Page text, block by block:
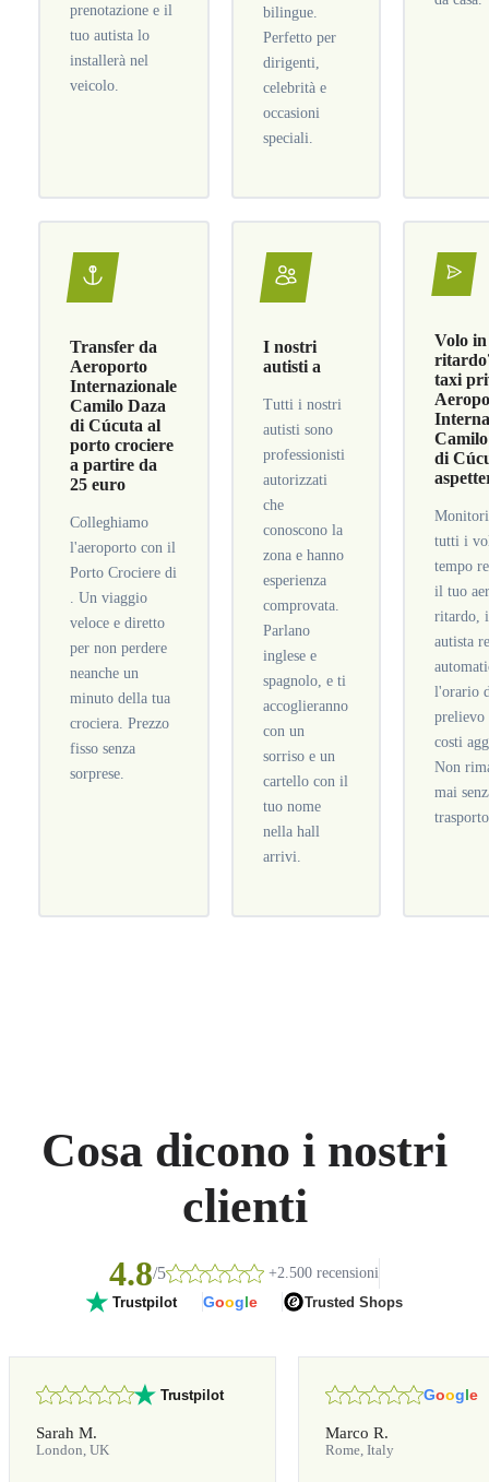
prenotazione e il
tuo autista lo
installerà nel
veicolo.
bilingue.
Perfetto per
dirigenti,
celebrità e
occasioni
speciali.
Transfer da
Aeroporto
Internazionale
Camilo Daza
di Cúcuta al
porto crociere
a partire da
25 euro
Colleghiamo
l'aeroporto con il
Porto Crociere di
. Un viaggio
veloce e diretto
per non perdere
neanche un
minuto della tua
crociera. Prezzo
fisso senza
sorprese.
I nostri
autisti a
Tutti i nostri
autisti sono
professionisti
autorizzati
che
conoscono la
zona e hanno
esperienza
comprovata.
Parlano
inglese e
spagnolo, e ti
accoglieranno
con un
sorriso e un
cartello con il
tuo nome
nella hall
arrivi.
Volo in
taxi
di
tutti i
tempo
il tuo
ritardo,
autista
l'orario
prelievo
costi
Non
mai
Cosa dicono i nostri
clienti
4.8/5 +2.500 recensioni
Trustpilot Google Trusted Shops
Trustpilot
Sarah M.
London, UK
Google
Marco R.
Rome, Italy